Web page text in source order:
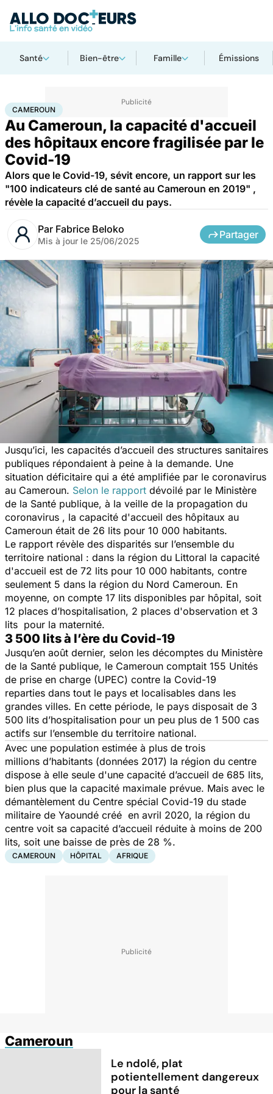
Santé Bien-être Famille Émissions
AccueilSanté Société Santé publiqueCameroun
CAMEROUN
Au Cameroun, la capacité d'accueil
des hôpitaux encore fragilisée par le
Covid-19
Alors que le Covid-19, sévit encore, un rapport sur les
"100 indicateurs clé de santé au Cameroun en 2019" ,
révèle la capacité d’accueil du pays.
Par Fabrice Beloko
Mis à jour le 25/06/2025
Partager
Jusqu’ici, les capacités d’accueil des structures sanitaires
publiques répondaient à peine à la demande. Une
situation déficitaire qui a été amplifiée par le coronavirus
au Cameroun. Selon le rapport dévoilé par le Ministère
de la Santé publique, à la veille de la propagation du
coronavirus , la capacité d'accueil des hôpitaux au
Cameroun était de 26 lits pour 10 000 habitants.
Le rapport révèle des disparités sur l’ensemble du
territoire national : dans la région du Littoral la capacité
d'accueil est de 72 lits pour 10 000 habitants, contre
seulement 5 dans la région du Nord Cameroun. En
moyenne, on compte 17 lits disponibles par hôpital, soit
12 places d’hospitalisation, 2 places d'observation et 3
lits pour la maternité.
3 500 lits à l’ère du Covid-19
Jusqu’en août dernier, selon les décomptes du Ministère
de la Santé publique, le Cameroun comptait 155 Unités
de prise en charge (UPEC) contre la Covid-19
reparties dans tout le pays et localisables dans les
grandes villes. En cette période, le pays disposait de 3
500 lits d’hospitalisation pour un peu plus de 1 500 cas
actifs sur l’ensemble du territoire national.
Avec une population estimée à plus de trois
millions d’habitants (données 2017) la région du centre
dispose à elle seule d'une capacité d’accueil de 685 lits,
bien plus que la capacité maximale prévue. Mais avec le
démantèlement du Centre spécial Covid-19 du stade
militaire de Yaoundé créé en avril 2020, la région du
centre voit sa capacité d’accueil réduite à moins de 200
lits, soit une baisse de près de 28 %.
CAMEROUN HÔPITAL AFRIQUE
Cameroun
Le ndolé, plat
potientellement dangereux
pour la santé